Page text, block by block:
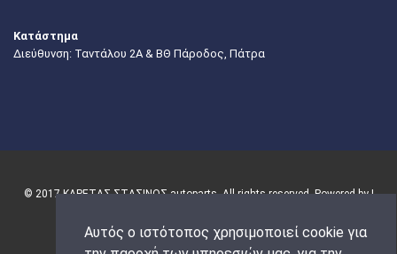
Αυτός ο ιστότοπος χρησιμοποιεί cookie για
Κατάστημα
Διεύθυνση: Ταντάλου 2Α & ΒΘ Πάροδος, Πάτρα
© 2017 ΚΑΡΕΤΑΣ-ΣΤΑΣΙΝΟΣ autoparts. All rights reserved. Powered by |